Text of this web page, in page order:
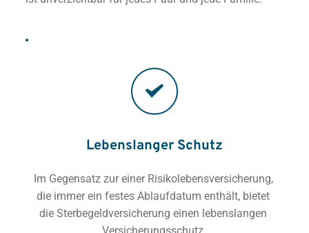
Lebenslanger Schutz
Im Gegensatz zur einer Risikolebensversicherung,
die immer ein festes Ablaufdatum enthält, bietet
die Sterbegeldversicherung einen lebenslangen